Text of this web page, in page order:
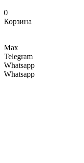
0
Корзина
Max
Telegram
Whatsapp
Whatsapp